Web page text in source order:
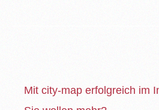
Mit city-map erfolgreich im